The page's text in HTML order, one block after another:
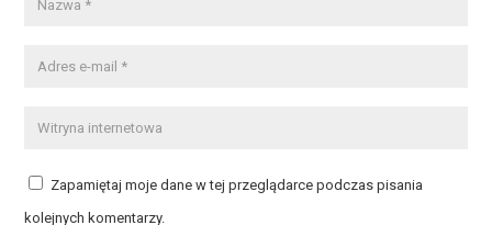
Zapamiętaj moje dane w tej przeglądarce podczas pisania
kolejnych komentarzy.